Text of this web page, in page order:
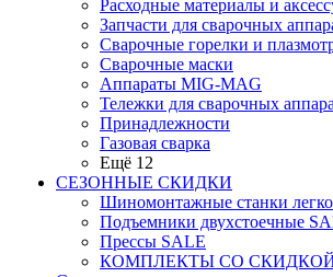
Расходные материалы и
Запчасти для сварочных
Сварочные горелки и
Сварочные маски
Аппараты MIG-MAG
Тележки для сварочных
Принадлежности
Газовая сварка
Ещё 12
СЕЗОННЫЕ СКИДКИ
Шиномонтажные станки
Подъемники двухстоечные
Прессы SALE
КОМПЛЕКТЫ СО